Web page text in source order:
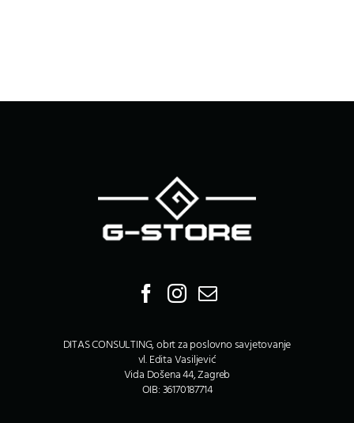
DITAS CONSULTING, obrt za poslovno savjetovanje
vl. Edita Vasiljević
Vida Došena 44, Zagreb
OIB: 36170187714